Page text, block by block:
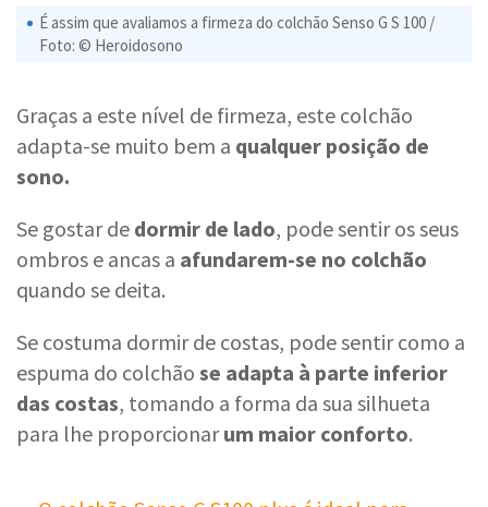
É assim que avaliamos a firmeza do colchão Senso G S 100 /
Foto: © Heroidosono
Graças a este nível de firmeza, este colchão
adapta-se muito bem a qualquer posição de
sono.
Se gostar de dormir de lado, pode sentir os seus
ombros e ancas a afundarem-se no colchão
quando se deita.
Se costuma dormir de costas, pode sentir como a
espuma do colchão se adapta à parte inferior
das costas, tomando a forma da sua silhueta
para lhe proporcionarum maior conforto.